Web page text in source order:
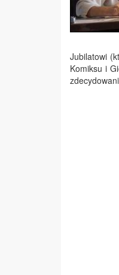
Jubilatowi
Komiksu i